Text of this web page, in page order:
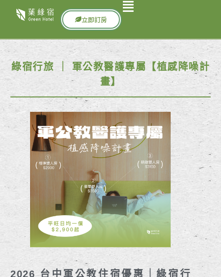
立即訂房
綠宿行旅 ｜ 軍公教醫護專屬【植感降噪計
畫】
2026 台中軍公教住宿優惠｜綠宿行